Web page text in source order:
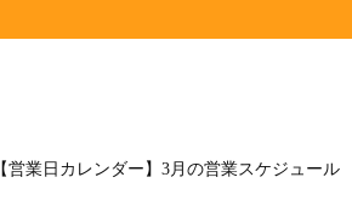
【営業日カレンダー】3月の営業スケジュール